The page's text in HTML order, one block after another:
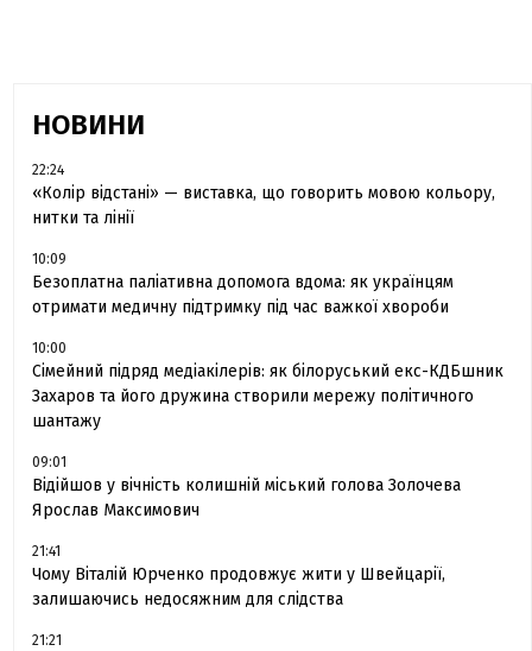
НОВИНИ
22:24
«Колір відстані» — виставка, що говорить мовою кольору,
нитки та лінії
10:09
Безоплатна паліативна допомога вдома: як українцям
отримати медичну підтримку під час важкої хвороби
10:00
Сімейний підряд медіакілерів: як білоруський екс-КДБшник
Захаров та його дружина створили мережу політичного
шантажу
09:01
Відійшов у вічність колишній міський голова Золочева
Ярослав Максимович
21:41
Чому Віталій Юрченко продовжує жити у Швейцарії,
залишаючись недосяжним для слідства
21:21